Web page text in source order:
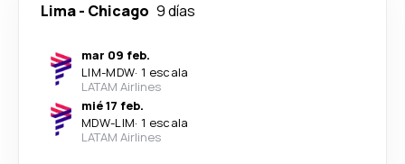
Lima- Chicago 9 días
mar 09 feb.
LIM-MDW· 1 escala
LATAM Airlines
mié 17 feb.
MDW-LIM· 1 escala
LATAM Airlines